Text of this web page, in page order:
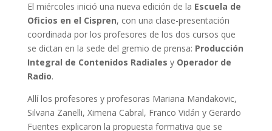
El miércoles inició una nueva edición de la Escuela de
Oficios en el Cispren, con una clase-presentación
coordinada por los profesores de los dos cursos que
se dictan en la sede del gremio de prensa: Producción
Integral de Contenidos Radiales y Operador de
Radio.
Allí los profesores y profesoras Mariana Mandakovic,
Silvana Zanelli, Ximena Cabral, Franco Vidán y Gerardo
Fuentes explicaron la propuesta formativa que se